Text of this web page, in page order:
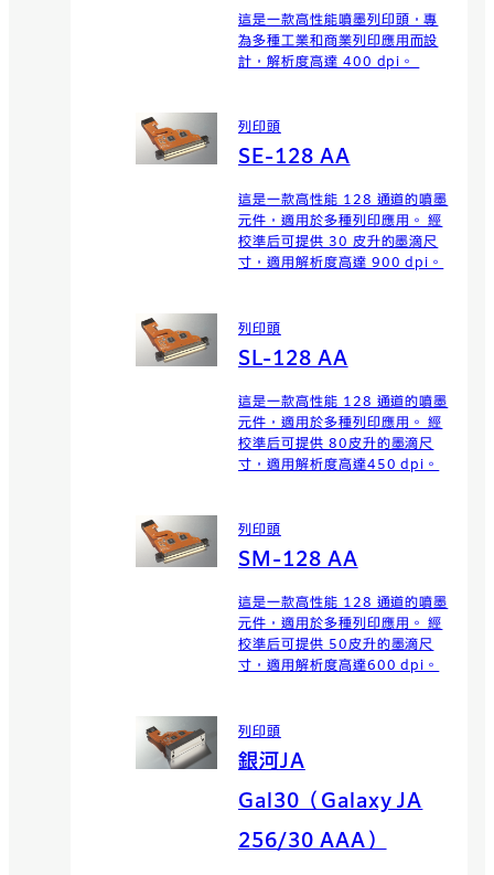
這是一款高性能噴墨列印頭，專
為多種工業和商業列印應用而設
計，解析度高達 400 dpi。
列印頭
SE-128 AA
這是一款高性能 128 通道的噴墨
元件，適用於多種列印應用。 經
校準后可提供 30 皮升的墨滴尺
寸，適用解析度高達 900 dpi。
列印頭
SL-128 AA
這是一款高性能 128 通道的噴墨
元件，適用於多種列印應用。 經
校準后可提供 80皮升的墨滴尺
寸，適用解析度高達450 dpi。
列印頭
SM-128 AA
這是一款高性能 128 通道的噴墨
元件，適用於多種列印應用。 經
校準后可提供 50皮升的墨滴尺
寸，適用解析度高達600 dpi。
列印頭
銀河JA
Gal30（Galaxy JA
256/30 AAA）